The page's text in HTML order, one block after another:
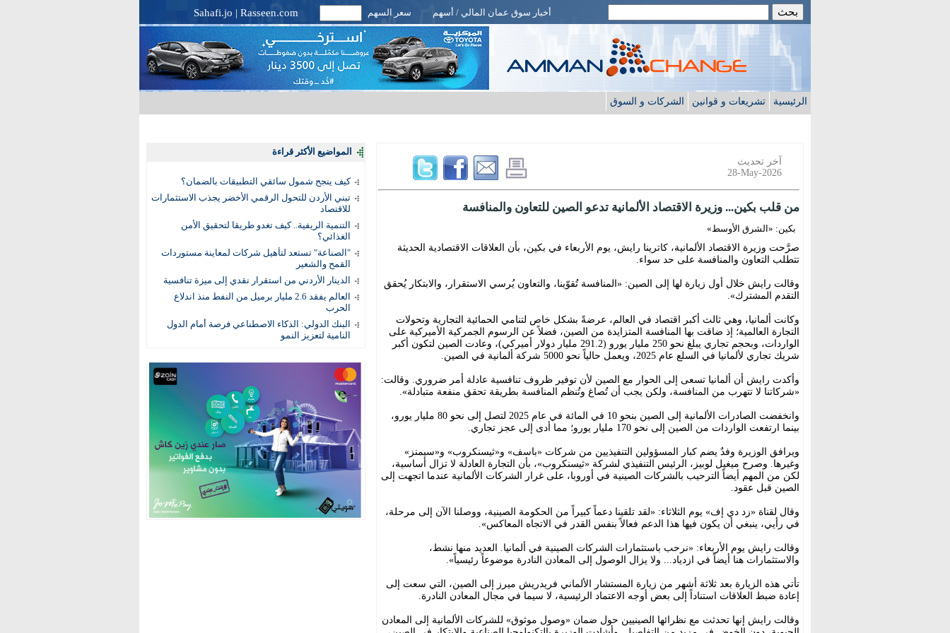
أخبار سوق عمان المالي / أسهم سعر السهم Sahafi.jo | Rasseen.com
الرئيسية تشريعات و قوانين الشركات و السوق
المواضيع الأكثر قراءة
كيف ينجح شمول سائقي التطبيقات بالضمان؟
تبني الأردن للتحول الرقمي الأخضر يجذب الاستثمارات
للاقتصاد
التنمية الريفية.. كيف تغدو طريقا لتحقيق الأمن
الغذائي؟
"الصناعة" تستعد لتأهيل شركات لمعاينة مستوردات
القمح والشعير
الدينار الأردني من استقرار نقدي إلى ميزة تنافسية
العالم يفقد 2.6 مليار برميل من النفط منذ اندلاع
الحرب
البنك الدولي: الذكاء الاصطناعي فرصة أمام الدول
النامية لتعزيز النمو
آخر تحديث
28-May-2026
من قلب بكين... وزيرة الاقتصاد الألمانية تدعو الصين للتعاون والمنافسة
بكين: «الشرق الأوسط»
صرَّحت وزيرة الاقتصاد الألمانية، كاترينا رايش، يوم الأربعاء في بكين، بأن العلاقات الاقتصادية الحديثة
تتطلب التعاون والمنافسة على حد سواء.
وقالت رايش خلال أول زيارة لها إلى الصين: «المنافسة تُقوّينا، والتعاون يُرسي الاستقرار، والابتكار يُحقق
التقدم المشترك».
وكانت ألمانيا، وهي ثالث أكبر اقتصاد في العالم، عرضةً بشكل خاص لتنامي الحمائية التجارية وتحولات
التجارة العالمية؛ إذ ضاقت بها المنافسة المتزايدة من الصين، فضلاً عن الرسوم الجمركية الأميركية على
الواردات، وبحجم تجاري يبلغ نحو 250 مليار يورو (291.2 مليار دولار أميركي)، وعادت الصين لتكون أكبر
شريك تجاري لألمانيا في السلع عام 2025، ويعمل حالياً نحو 5000 شركة ألمانية في الصين.
وأكدت رايش أن ألمانيا تسعى إلى الحوار مع الصين لأن توفير ظروف تنافسية عادلة أمر ضروري. وقالت:
«شركاتنا لا تتهرب من المنافسة، ولكن يجب أن تُصاغ وتُنظم المنافسة بطريقة تحقق منفعة متبادلة».
وانخفضت الصادرات الألمانية إلى الصين بنحو 10 في المائة في عام 2025 لتصل إلى نحو 80 مليار يورو،
بينما ارتفعت الواردات من الصين إلى نحو 170 مليار يورو؛ مما أدى إلى عجز تجاري.
ويرافق الوزيرة وفدٌ يضم كبار المسؤولين التنفيذيين من شركات «باسف» و«ثيسنكروب» و«سيمنز»
وغيرها. وصرح ميغيل لوبيز، الرئيس التنفيذي لشركة «ثيسنكروب»، بأن التجارة العادلة لا تزال أساسية،
لكن من المهم أيضاً الترحيب بالشركات الصينية في أوروبا، على غرار الشركات الألمانية عندما اتجهت إلى
الصين قبل عقود.
وقال لقناة «زد دي إف» يوم الثلاثاء: «لقد تلقينا دعماً كبيراً من الحكومة الصينية، ووصلنا الآن إلى مرحلة،
في رأيي، ينبغي أن يكون فيها هذا الدعم فعالاً بنفس القدر في الاتجاه المعاكس».
وقالت رايش يوم الأربعاء: «نرحب باستثمارات الشركات الصينية في ألمانيا. العديد منها نشط،
والاستثمارات هنا أيضاً في ازدياد... ولا يزال الوصول إلى المعادن النادرة موضوعاً رئيسياً».
تأتي هذه الزيارة بعد ثلاثة أشهر من زيارة المستشار الألماني فريدريش ميرز إلى الصين، التي سعت إلى
إعادة ضبط العلاقات استناداً إلى بعض أوجه الاعتماد الرئيسية، لا سيما في مجال المعادن النادرة.
وقالت رايش إنها تحدثت مع نظرائها الصينيين حول ضمان «وصول موثوق» للشركات الألمانية إلى المعادن